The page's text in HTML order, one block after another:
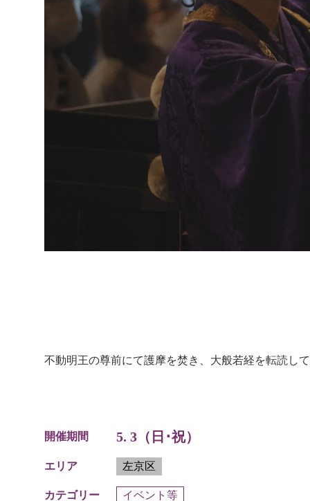
不動明王の尊前にて護摩を焚き、大般若経を転読し
開催期間 5. 3（日･祝）
エリア 左京区
カテゴリー イベント等